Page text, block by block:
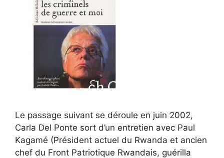
Le passage suivant se déroule en juin 2002,
Carla Del Ponte sort d’un entretien avec Paul
Kagamé (Président actuel du Rwanda et ancien
chef du Front Patriotique Rwandais, guérilla